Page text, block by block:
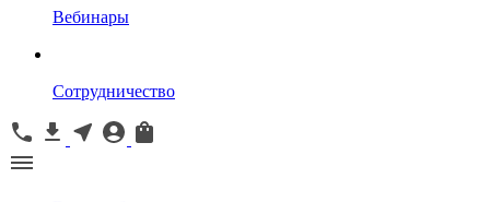
Вебинары
Сотрудничество